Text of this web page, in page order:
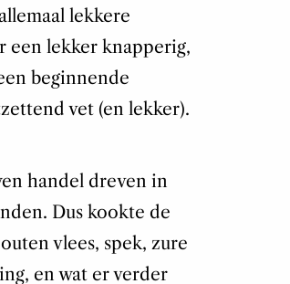
lekkere
een lekker knapperig,
beginnende
vet (en lekker).
handel dreven in
Dus kookte de
vlees, spek, zure
en wat er verder